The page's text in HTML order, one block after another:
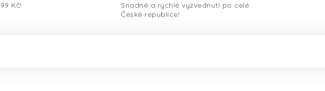
Kč!
Snadné a rychlé vyzvednutí po celé
České republice!